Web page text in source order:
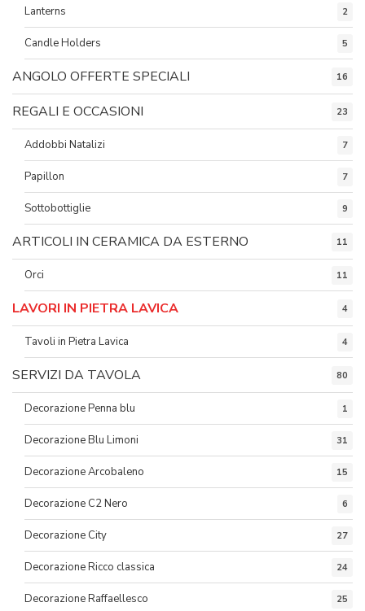
Lanterns 2
Candle Holders 5
ANGOLO OFFERTE SPECIALI 16
REGALI E OCCASIONI 23
Addobbi Natalizi 7
Papillon 7
Sottobottiglie 9
ARTICOLI IN CERAMICA DA ESTERNO 11
Orci 11
LAVORI IN PIETRA LAVICA 4
Tavoli in Pietra Lavica 4
SERVIZI DA TAVOLA 80
Decorazione Penna blu 1
Decorazione Blu Limoni 31
Decorazione Arcobaleno 15
Decorazione C2 Nero 6
Decorazione City 27
Decorazione Ricco classica 24
Decorazione Raffaellesco 25